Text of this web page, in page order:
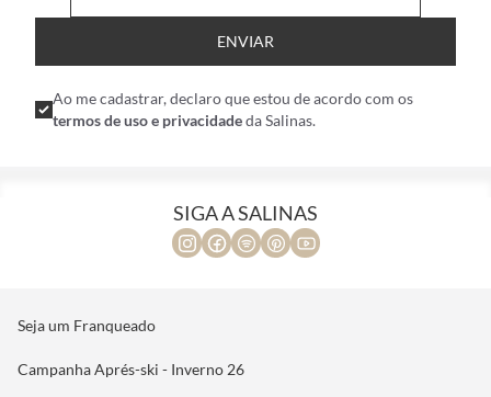
ENVIAR
Ao me cadastrar, declaro que estou de acordo com os
termos de uso e privacidadeda Salinas.
SIGA A SALINAS
Seja um Franqueado
Campanha Aprés-ski - Inverno 26